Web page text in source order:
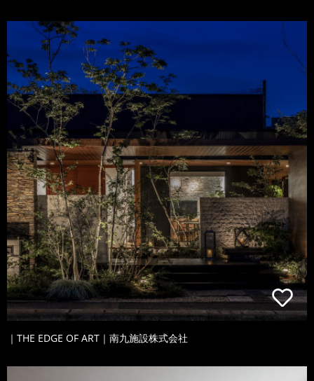
｜THE EDGE OF ART｜南九施設株式会社